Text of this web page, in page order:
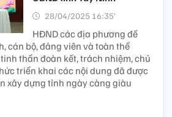
28/04/2025 16:35’
HĐND các địa phương đề
cán bộ, đảng viên và toàn thể
thần đoàn kết, trách nhiệm, chủ
triển khai các nội dung đã được
xây dựng tỉnh ngày càng giàu